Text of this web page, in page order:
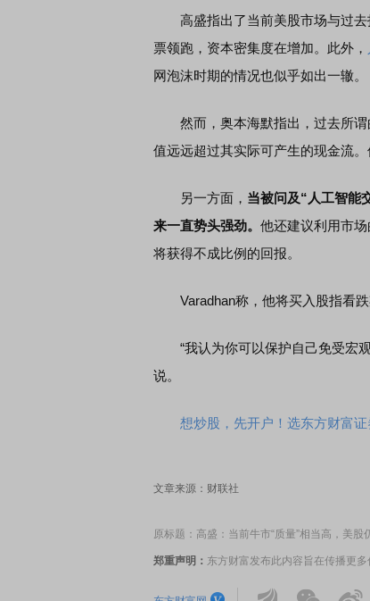
高盛指出了当前美股市场与过去
票领跑，资本密集度在增加。此外，
网泡沫时期的情况也似乎如出一辙。
然而，奥本海默指出，过去所谓
值远远超过其实际可产生的现金流。
另一方面， 当被问及“人工智能
来一直势头强劲。 他还建议利用市
将获得不成比例的回报。
Varadhan称，他将买入股指看跌
“我认为你可以保护自己免受宏观
说。
想炒股，先开户！选东方财富
文章来源：财联社
原标题：高盛：当前牛市“质量”相当高，美股
郑重声明： 东方财富发布此内容旨在传播更